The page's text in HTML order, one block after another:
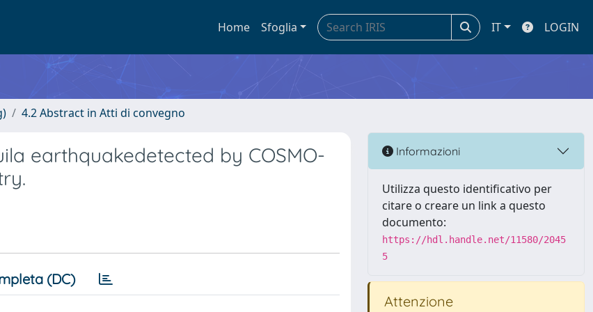
Home Sfoglia IT LOGIN
4.2 Abstract in Atti di convegno
earthquakedetected by COSMO-
(DC)
Informazioni
Utilizza questo identificativo per
citare o creare un link a questo
documento:
https://hdl.handle.net/11580/2045
5
Attenzione